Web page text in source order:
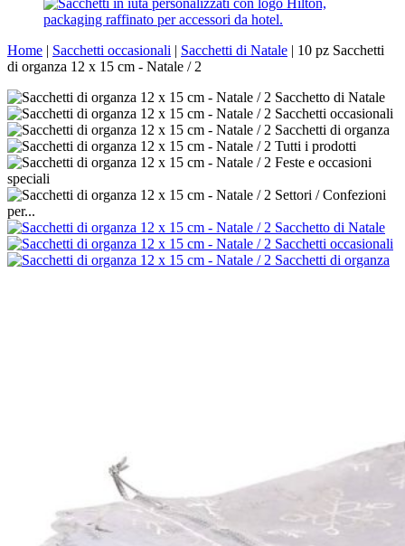
Home | Sacchetti occasionali | Sacchetti di Natale | 10 pz Sacchetti
di organza 12 x 15 cm - Natale / 2